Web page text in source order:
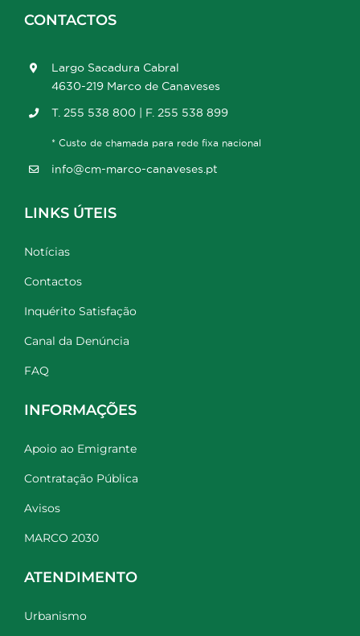
CONTACTOS
Largo Sacadura Cabral
4630-219 Marco de Canaveses
T. 255 538 800 | F. 255 538 899
* Custo de chamada para rede fixa nacional
info@cm-marco-canaveses.pt
LINKS ÚTEIS
Notícias
Contactos
Inquérito Satisfação
Canal da Denúncia
FAQ
INFORMAÇÕES
Apoio ao Emigrante
Contratação Pública
Avisos
MARCO 2030
ATENDIMENTO
Urbanismo